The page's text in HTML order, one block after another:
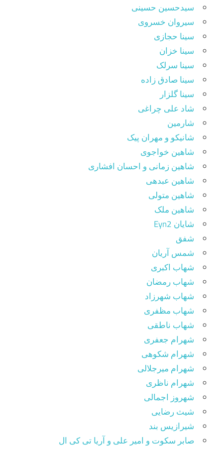
سیدحسین حسینی
سیروان خسروی
سینا حجازی
سینا خزان
سینا سرلک
سینا صادق زاده
سینا گلزار
شاد علی چراغی
شارمین
شانیکو و مهران پیک
شاهین خواجوی
شاهین زمانی و احسان افشاری
شاهین عبدهی
شاهین متولی
شاهین ملک
شایان Eyn2
شفق
شمس آریان
شهاب اکبری
شهاب رمضان
شهاب شهرزاد
شهاب مظفری
شهاب ناطقی
شهرام جعفری
شهرام شکوهی
شهرام میرجلالی
شهرام ناظری
شهروز اجمالی
شیث رضایی
شیرازیس بند
صابر سکوت و امیر علی و آریا تی کی ال